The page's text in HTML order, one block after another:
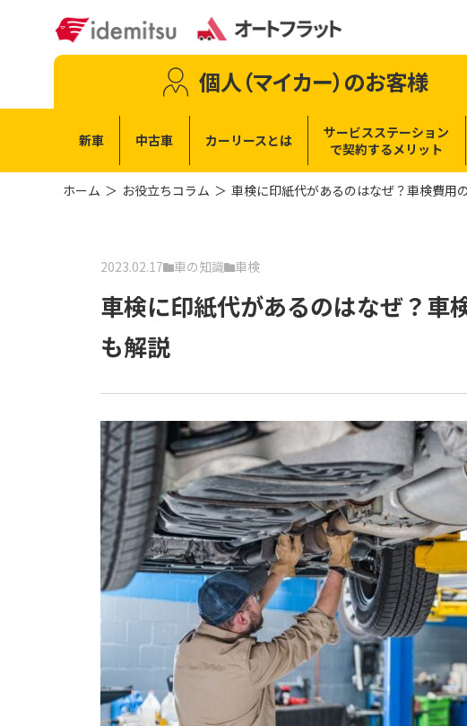
個人（マイカー） のお客様
新車 中古車 カーリースとは
サービスステーション
で契約するメリット
ホーム お役立ちコラム 車検に印紙代があるのはなぜ？車検費用
2023.02.17 車の知識 車検
車検に印紙代があるのはなぜ？車
も解説